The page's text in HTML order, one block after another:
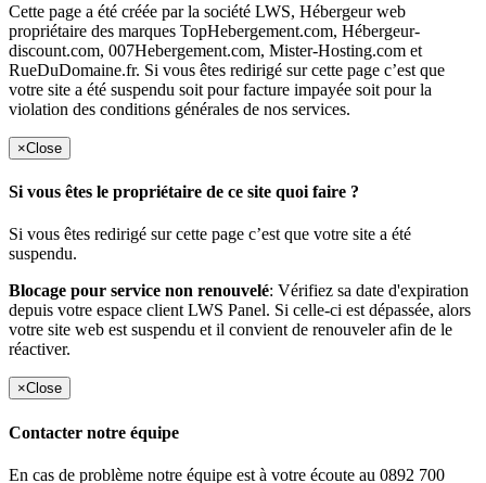
Cette page a été créée par la société LWS, Hébergeur web
propriétaire des marques TopHebergement.com, Hébergeur-
discount.com, 007Hebergement.com, Mister-Hosting.com et
RueDuDomaine.fr. Si vous êtes redirigé sur cette page c’est que
votre site a été suspendu soit pour facture impayée soit pour la
violation des conditions générales de nos services.
×Close
Si vous êtes le propriétaire de ce site quoi faire ?
Si vous êtes redirigé sur cette page c’est que votre site a été
suspendu.
Blocage pour service non renouvelé: Vérifiez sa date d'expiration
depuis votre espace client LWS Panel. Si celle-ci est dépassée, alors
votre site web est suspendu et il convient de renouveler afin de le
réactiver.
×Close
Contacter notre équipe
En cas de problème notre équipe est à votre écoute au 0892 700